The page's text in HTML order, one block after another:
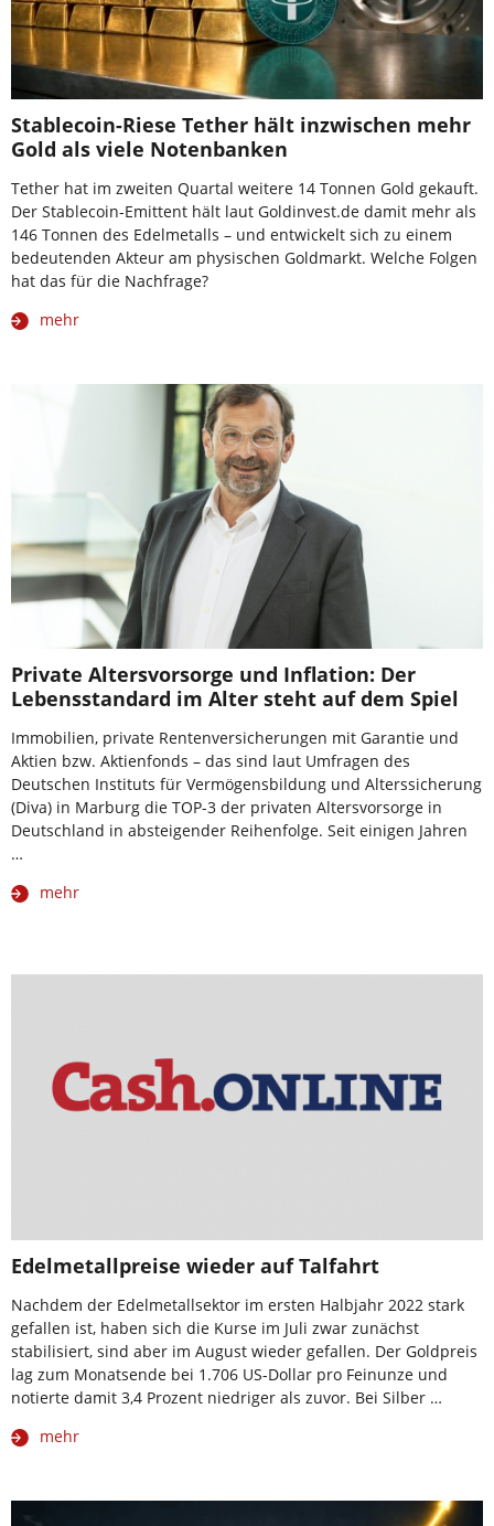
Stablecoin-Riese Tether hält inzwischen mehr
Gold als viele Notenbanken
Tether hat im zweiten Quartal weitere 14 Tonnen Gold gekauft.
Der Stablecoin-Emittent hält laut Goldinvest.de damit mehr als
146 Tonnen des Edelmetalls – und entwickelt sich zu einem
bedeutenden Akteur am physischen Goldmarkt. Welche Folgen
hat das für die Nachfrage?
mehr
Private Altersvorsorge und Inflation: Der
Lebensstandard im Alter steht auf dem Spiel
Immobilien, private Rentenversicherungen mit Garantie und
Aktien bzw. Aktienfonds – das sind laut Umfragen des
Deutschen Instituts für Vermögensbildung und Alterssicherung
(Diva) in Marburg die TOP-3 der privaten Altersvorsorge in
Deutschland in absteigender Reihenfolge. Seit einigen Jahren
…
mehr
Edelmetallpreise wieder auf Talfahrt
Nachdem der Edelmetallsektor im ersten Halbjahr 2022 stark
gefallen ist, haben sich die Kurse im Juli zwar zunächst
stabilisiert, sind aber im August wieder gefallen. Der Goldpreis
lag zum Monatsende bei 1.706 US-Dollar pro Feinunze und
notierte damit 3,4 Prozent niedriger als zuvor. Bei Silber …
mehr